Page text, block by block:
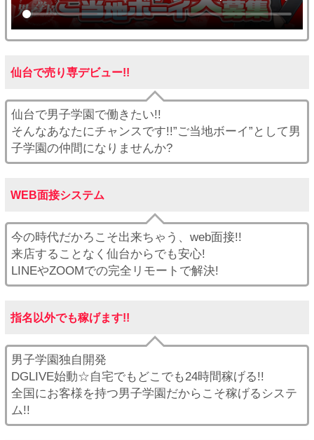
仙台で売り専デビュー!!
仙台で男子学園で働きたい!!
そんなあなたにチャンスです!!”ご当地ボーイ”として男
子学園の仲間になりませんか?
WEB面接システム
今の時代だかろこそ出来ちゃう、web面接!!
来店することなく仙台からでも安心!
LINEやZOOMでの完全リモートで解決!
指名以外でも稼げます!!
男子学園独自開発
DGLIVE始動☆自宅でもどこでも24時間稼げる!!
全国にお客様を持つ男子学園だからこそ稼げるシステ
ム!!